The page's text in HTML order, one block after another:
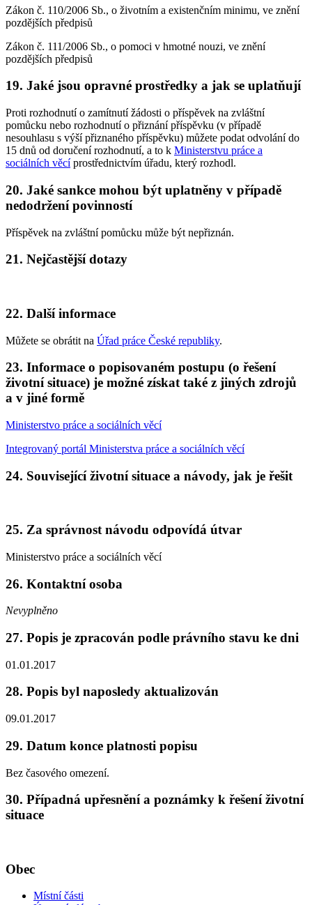
Zákon č. 110/2006 Sb., o životním a existenčním minimu, ve znění
pozdějších předpisů
Zákon č. 111/2006 Sb., o pomoci v hmotné nouzi, ve znění
pozdějších předpisů
19. Jaké jsou opravné prostředky a jak se uplatňují
Proti rozhodnutí o zamítnutí žádosti o příspěvek na zvláštní
pomůcku nebo rozhodnutí o přiznání příspěvku (v případě
nesouhlasu s výší přiznaného příspěvku) můžete podat odvolání do
15 dnů od doručení rozhodnutí, a to k Ministerstvu práce a
sociálních věcíprostřednictvím úřadu, který rozhodl.
20. Jaké sankce mohou být uplatněny v případě
nedodržení povinností
Příspěvek na zvláštní pomůcku může být nepřiznán.
21. Nejčastější dotazy
22. Další informace
Můžete se obrátit na Úřad práce České republiky.
23. Informace o popisovaném postupu (o řešení
životní situace) je možné získat také z jiných zdrojů
a v jiné formě
Ministerstvo práce a sociálních věcí
Integrovaný portál Ministerstva práce a sociálních věcí
24. Související životní situace a návody, jak je řešit
25. Za správnost návodu odpovídá útvar
Ministerstvo práce a sociálních věcí
26. Kontaktní osoba
Nevyplněno
27. Popis je zpracován podle právního stavu ke dni
01.01.2017
28. Popis byl naposledy aktualizován
09.01.2017
29. Datum konce platnosti popisu
Bez časového omezení.
30. Případná upřesnění a poznámky k řešení životní
situace
Obec
Místní části